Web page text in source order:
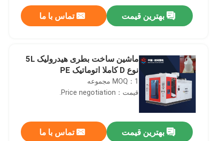
بهترین قیمت تماس با ما
ماشین ساخت بطری هیدرولیک 5L
نوع D کاملا اتوماتیک PE
MOQ：1 مجموعه
قیمت：Price negotiation.
بهترین قیمت تماس با ما